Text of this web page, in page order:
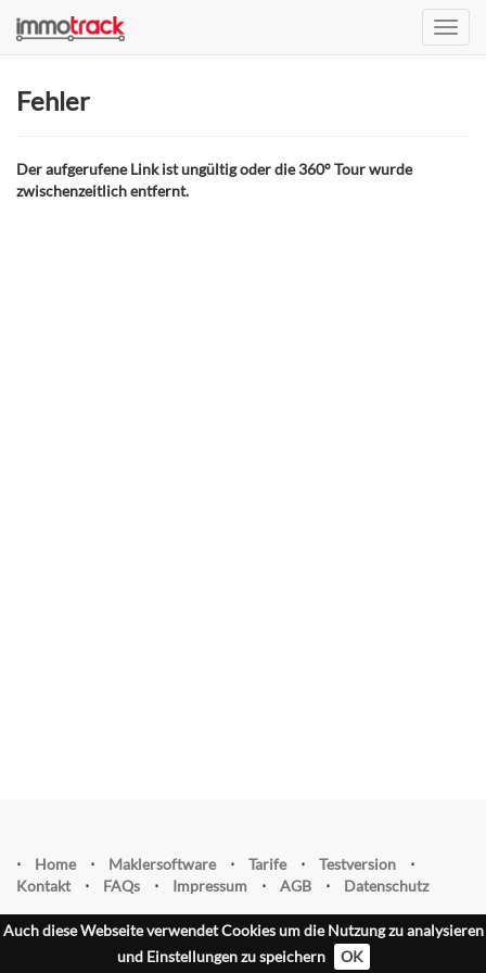
Auch diese Webseite verwendet Cookies um die Nutzung zu analysieren
und Einstellungen zu speichern
OK
Menü
Fehler
Der aufgerufene Link ist ungültig oder die 360° Tour wurde
zwischenzeitlich entfernt.
⋅ Home ⋅ Maklersoftware ⋅ Tarife ⋅ Testversion
⋅
Kontakt
⋅ FAQs ⋅ Impressum ⋅ AGB ⋅ Datenschutz